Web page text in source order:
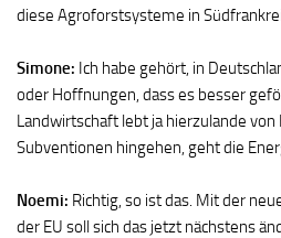
diese Agroforstsysteme in
Simone: Ich habe gehört, in
oder Hoffnungen, dass es besser
Landwirtschaft lebt ja hierzulande
Subventionen hingehen, geht die
Noemi: Richtig, so ist das. Mit der
der EU soll sich das jetzt nächstens